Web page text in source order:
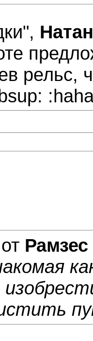
Натан
рельс,
Рамзес